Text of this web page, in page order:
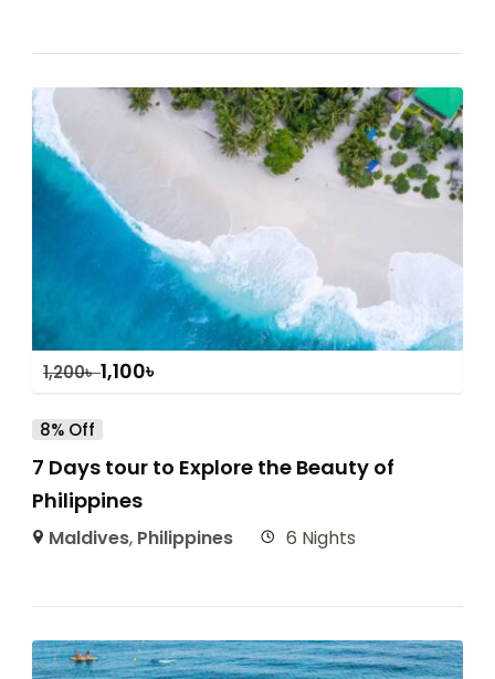
1,200৳1,100৳
8% Off
7 Days tour to Explore the Beauty of
Philippines
Maldives, Philippines 6 Nights